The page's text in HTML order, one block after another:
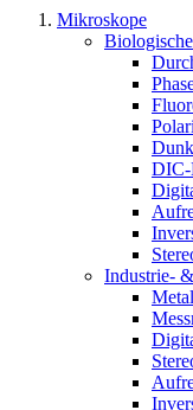
Mikroskope
DIC-
Industrie-